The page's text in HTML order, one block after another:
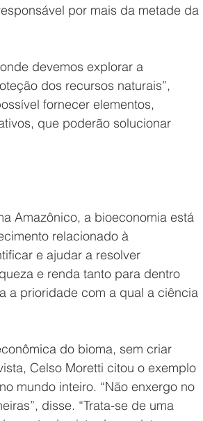
por mais da metade da
devemos explorar a
dos recursos naturais”,
fornecer elementos,
que poderão solucionar
Amazônico, a bioeconomia está
relacionado à
e ajudar a resolver
e renda tanto para dentro
a prioridade com a qual a ciência
do bioma, sem criar
Celso Moretti citou o exemplo
mundo inteiro. “Não enxergo no
disse. “Trata-se de uma